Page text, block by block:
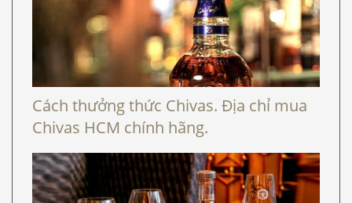
Cách thưởng thức Chivas. Địa chỉ mua
Chivas HCM chính hãng.